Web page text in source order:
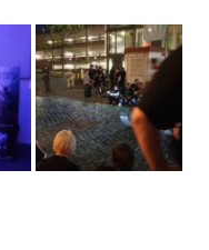
Body
Exvius
VIII Remastered
2 Event
VII Remake
2019 trafen…
XIV Fan Gathering